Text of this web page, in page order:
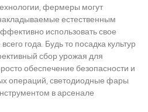
фермеры могут
естественным
использовать свое
года. Будь то посадка культур
сбор урожая для
обеспечение безопасности и
операций, светодиодные фары
в арсенале